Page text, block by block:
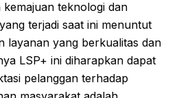
teknologi dan
terjadi saat ini menuntut
layanan yang berkualitas dan
LSP+ ini diharapkan dapat
pelanggan terhadap